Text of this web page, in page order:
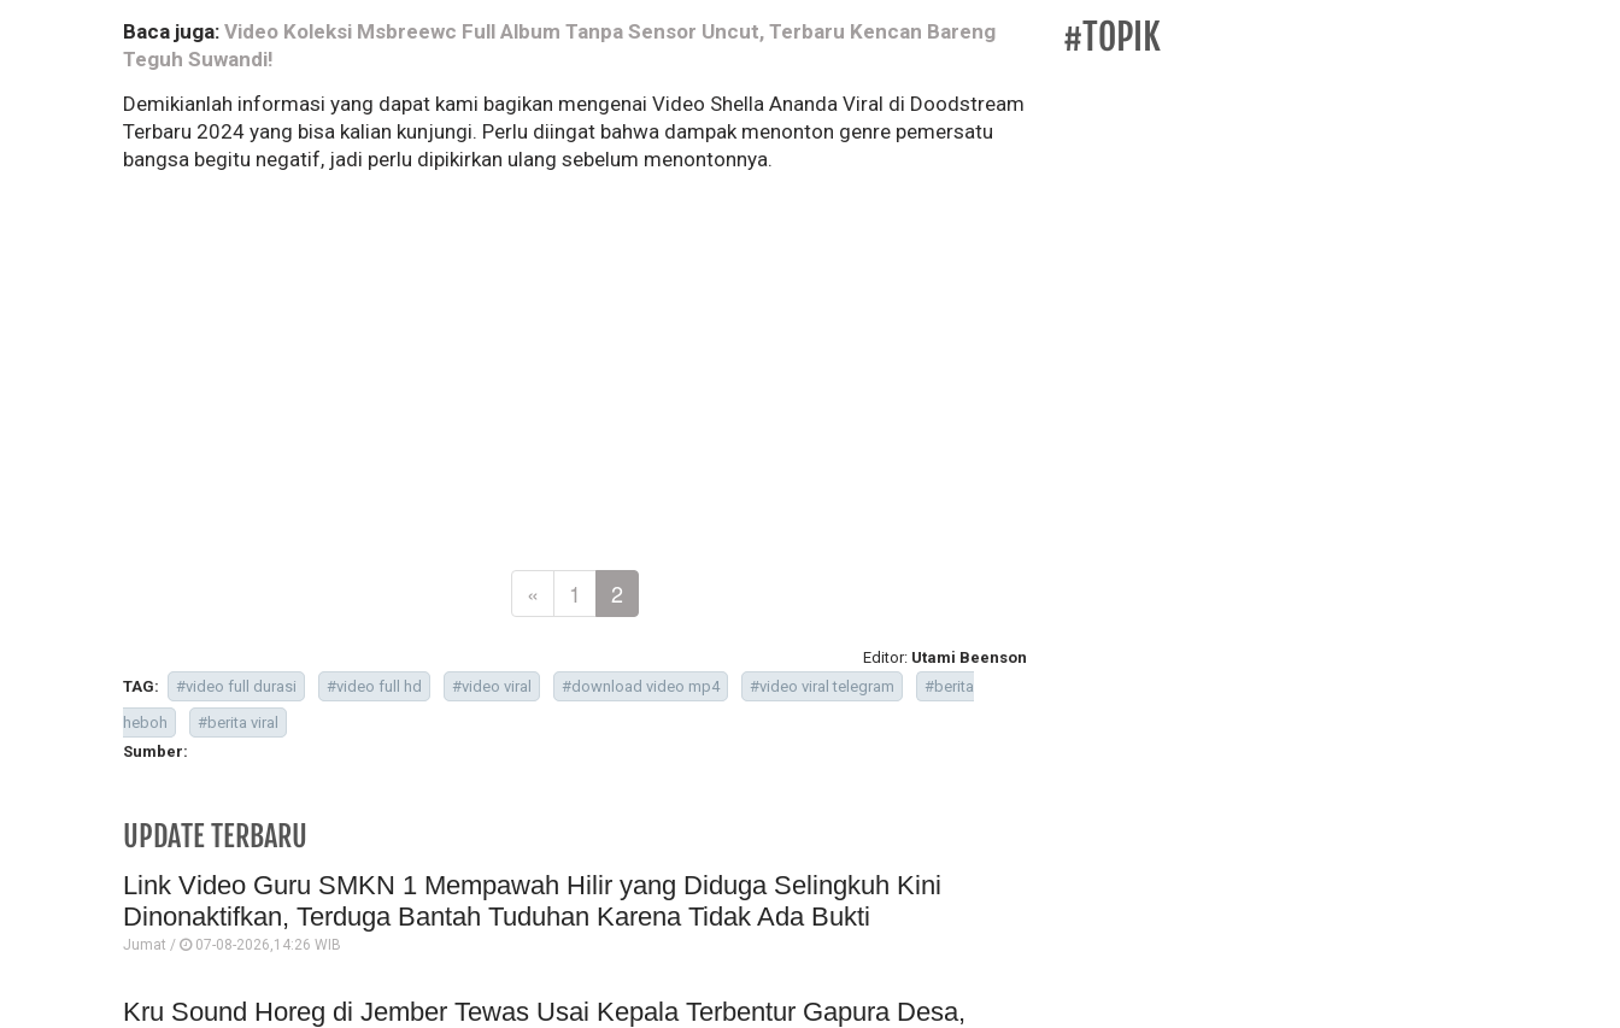
Baca juga: Video Koleksi Msbreewc Full Album Tanpa Sensor Uncut, Terbaru Kencan Bareng
Teguh Suwandi!
Demikianlah informasi yang dapat kami bagikan mengenai Video Shella Ananda Viral di Doodstream
Terbaru 2024 yang bisa kalian kunjungi. Perlu diingat bahwa dampak menonton genre pemersatu
bangsa begitu negatif, jadi perlu dipikirkan ulang sebelum menontonnya.
« 1 2
Editor: Utami Beenson
TAG:
#video full durasi #video full hd #video viral #download video mp4 #video viral telegram
#berita
heboh
#berita viral
Sumber:
UPDATE TERBARU
Link Video Guru SMKN 1 Mempawah Hilir yang Diduga Selingkuh Kini
Dinonaktifkan, Terduga Bantah Tuduhan Karena Tidak Ada Bukti
Jumat / 07-08-2026,14:26 WIB
Kru Sound Horeg di Jember Tewas Usai Kepala Terbentur Gapura Desa,
#TOPIK